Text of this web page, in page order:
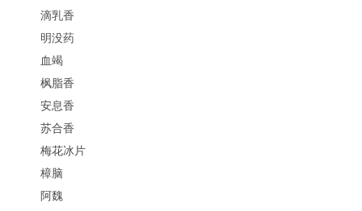
滴乳香
明没药
血竭
枫脂香
安息香
苏合香
梅花冰片
樟脑
阿魏